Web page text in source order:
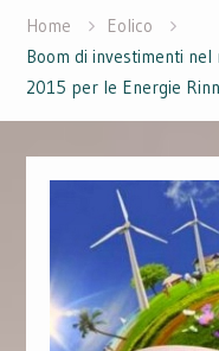
Home
Eolico
Boom di investimenti
2015 per le Energie